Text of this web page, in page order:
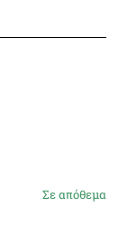
Σε απόθεμα